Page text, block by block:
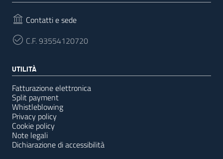
Contatti e sede
C.F.93554120720
UTILITÀ
Fatturazione elettronica
Split payment
Whistleblowing
Privacy policy
Cookie policy
Note legali
Dichiarazione di accessibilità